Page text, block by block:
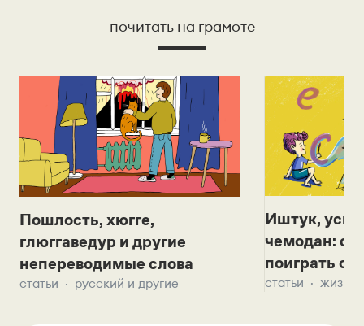
почитать на грамоте
Пошлость, хюгге,
глюггаведур и другие
непереводимые слова
статьи русский и другие
Иштук,
чемодан:
поиграть с
статьи жизнь